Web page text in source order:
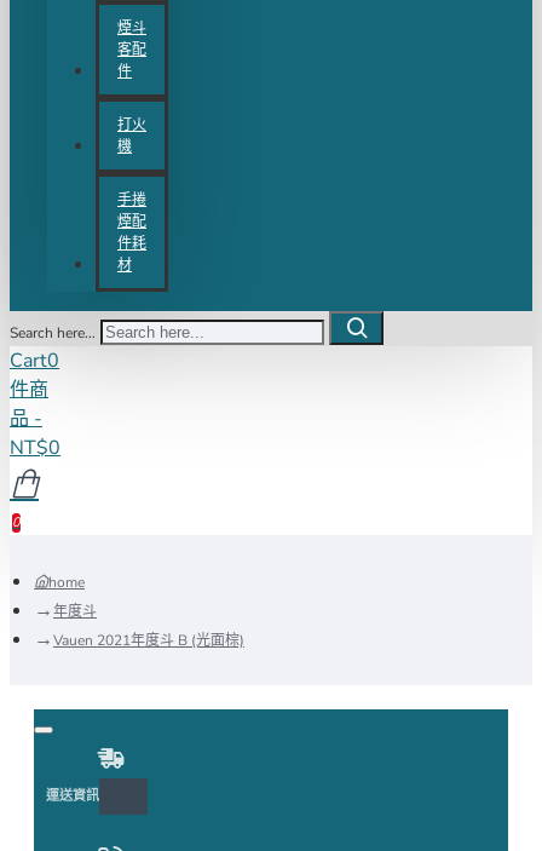
煙斗
客配
件
打火
機
手捲
煙配
件耗
材
Search here...
Cart0
件商
品 -
NT$0
0
home
年度斗
Vauen 2021年度斗 B (光面棕)
運送資訊